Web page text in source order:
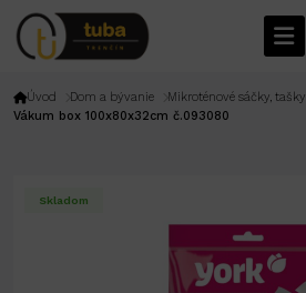
Úvod Dom a bývanie
Mikroténové sáčky, tašky
Vákum box 100x80x32cm č.093080
Skladom